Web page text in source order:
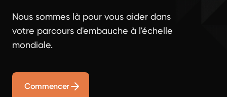
Nous sommes là pour vous aider dans
votre parcours d'embauche à l'échelle
mondiale.
Commencer